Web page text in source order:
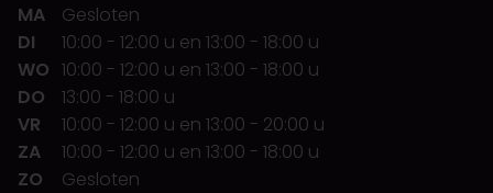
MA
Gesloten
DI
10:00 - 12:00 u en 13:00 - 18:00 u
WO 10:00 - 12:00 u en 13:00 - 18:00 u
DO
13:00 - 18:00 u
VR
10:00 - 12:00 u en 13:00 - 20:00 u
ZA
10:00 - 12:00 u en 13:00 - 18:00 u
ZO
Gesloten